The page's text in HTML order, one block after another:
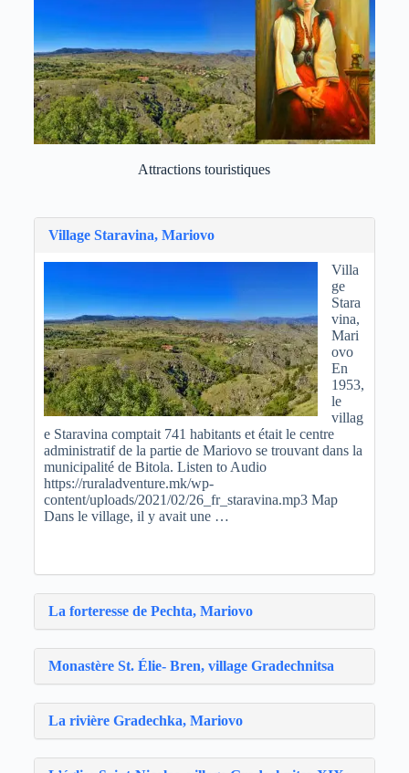
Attractions touristiques
Village Staravina, Mariovo
Villa
ge
Stara
vina,
Mari
ovo
En
1953,
le
villag
e Staravina comptait 741 habitants et était le centre
administratif de la partie de Mariovo se trouvant dans la
municipalité de Bitola. Listen to Audio
https://ruraladventure.mk/wp-
content/uploads/2021/02/26_fr_staravina.mp3 Map
Dans le village, il y avait une …
La forteresse de Pechta, Mariovo
Monastère St. Éliе- Bren, village Gradechnitsa
La rivière Gradechka, Mariovo